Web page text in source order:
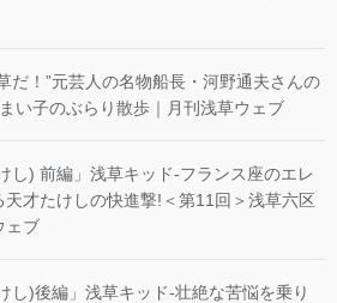
だ！”元芸人の名物船長・河野通夫さんの
い子のぶらり散歩｜月刊浅草ウェブ
し) 前編」浅草キッド-フランス座のエレ
才たけしの快進撃!＜第11回＞浅草六区
ェブ
し)後編」浅草キッド-壮絶な苦悩を乗り